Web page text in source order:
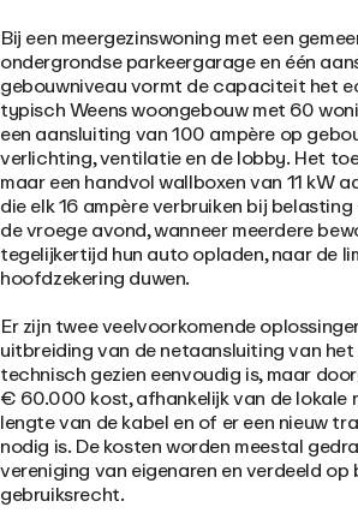
Bij een meergezinswoning met een
ondergrondse parkeergarage en één
gebouwniveau vormt de capaciteit het
typisch Weens woongebouw met 60
een aansluiting van 100 ampère op
verlichting, ventilatie en de lobby. Het
maar een handvol wallboxen van 11 kW
die elk 16 ampère verbruiken bij
de vroege avond, wanneer meerdere
tegelijkertijd hun auto opladen, naar de
hoofdzekering duwen.
Er zijn twee veelvoorkomende
uitbreiding van de netaansluiting van
technisch gezien eenvoudig is, maar
€ 60.000 kost, afhankelijk van de lokale
lengte van de kabel en of er een nieuw
nodig is. De kosten worden meestal
vereniging van eigenaren en verdeeld op
gebruiksrecht.